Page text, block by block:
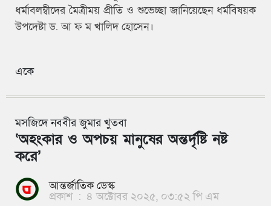
ধর্মাবলম্বীদের মৈত্রীময় প্রীতি ও শুভেচ্ছা জানিয়েছেন ধর্মবিষয়ক
উপদেষ্টা ড. আ ফ ম খালিদ হোসেন।
একে
মসজিদে নববীর জুমার খুতবা
‘অহংকার ও অপচয় মানুষের অন্তর্দৃষ্টি নষ্ট
করে’
আন্তর্জাতিক ডেস্ক
প্রকাশ : ৪ অক্টোবর ২০২৫, ০৩:৫২ পি এম